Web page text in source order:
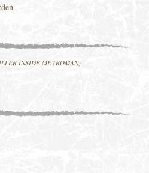
INSIDE ME (ROMAN)